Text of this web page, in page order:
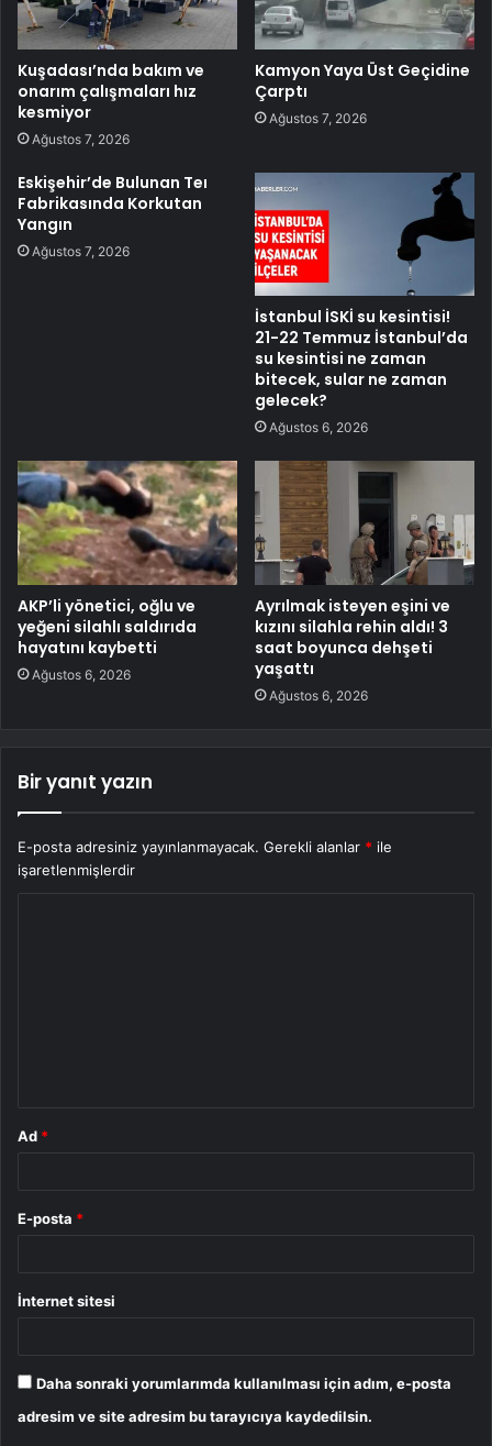
Kuşadası’nda bakım ve
onarım çalışmaları hız
kesmiyor
Ağustos 7, 2026
Kamyon Yaya Üst Geçidine
Çarptı
Ağustos 7, 2026
Eskişehir’de Bulunan Teı
Fabrikasında Korkutan
Yangın
Ağustos 7, 2026
İstanbul İSKİ su kesintisi!
21-22 Temmuz İstanbul’da
su kesintisi ne zaman
bitecek, sular ne zaman
gelecek?
Ağustos 6, 2026
AKP’li yönetici, oğlu ve
yeğeni silahlı saldırıda
hayatını kaybetti
Ağustos 6, 2026
Ayrılmak isteyen eşini ve
kızını silahla rehin aldı! 3
saat boyunca dehşeti
yaşattı
Ağustos 6, 2026
Bir yanıt yazın
E-posta adresiniz yayınlanmayacak. Gerekli alanlar * ile
işaretlenmişlerdir
Ad *
E-posta *
İnternet sitesi
Daha sonraki yorumlarımda kullanılması için adım, e-posta
adresim ve site adresim bu tarayıcıya kaydedilsin.